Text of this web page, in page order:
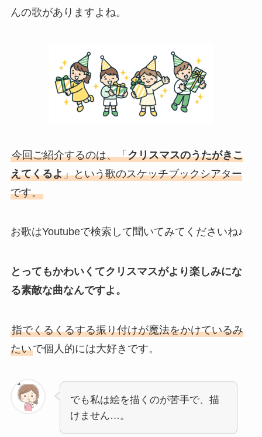
んの歌がありますよね。
今回ご紹介するのは、「クリスマスのうたがきこ
えてくるよ」という歌のスケッチブックシアター
です。
お歌はYoutubeで検索して聞いてみてくださいね♪
とってもかわいくてクリスマスがより楽しみにな
る素敵な曲なんですよ。
指でくるくるする振り付けが魔法をかけているみ
たいで個人的には大好きです。
でも私は絵を描くのが苦手で、描
けません…。